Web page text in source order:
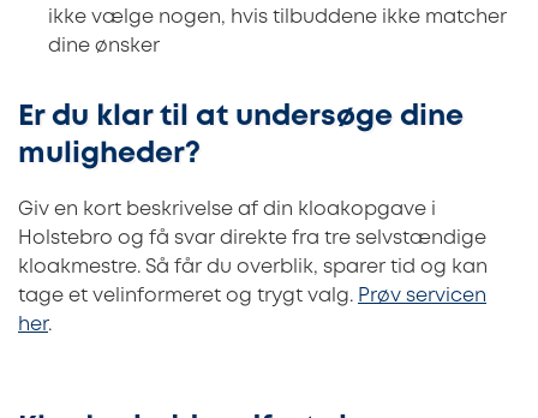
ikke vælge nogen, hvis tilbuddene ikke matcher
dine ønsker
Er du klar til at undersøge dine
muligheder?
Giv en kort beskrivelse af din kloakopgave i
Holstebro og få svar direkte fra tre selvstændige
kloakmestre. Så får du overblik, sparer tid og kan
tage et velinformeret og trygt valg. Prøv servicen
her.